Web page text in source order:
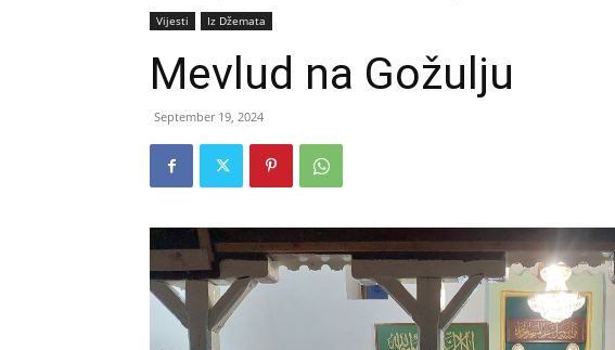
Vijesti Iz Džemata
Mevlud na Gožulju
September 19, 2024